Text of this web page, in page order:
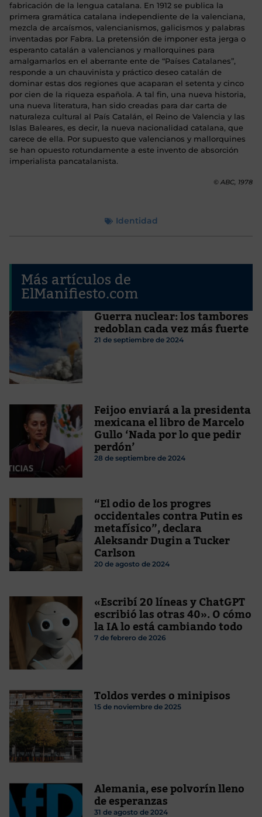
fabricación de la lengua catalana. En 1912 se publica la
primera gramática catalana independiente de la valenciana,
mezcla de arcaísmos, valencianismos, galicismos y palabras
inventadas por Fabra. La pretensión de imponer esta jerga o
esperanto catalán a valencianos y mallorquines para
amalgamarlos en el aberrante ente de “Países Catalanes”,
responde a un chauvinista y práctico deseo catalán de
dominar estas dos regiones que acaparan el setenta y cinco
por cien de la riqueza española. A tal fin, una nueva historia,
una nueva literatura, han sido creadas para dar carta de
naturaleza cultural al País Catalán, el Reino de Valencia y las
Islas Baleares, es decir, la nueva nacionalidad catalana, que
carece de ella. Por supuesto que valencianos y mallorquines
se han opuesto rotundamente a este invento de absorción
imperialista pancatalanista.
© ABC, 1978
Identidad
Más artículos de
ElManifiesto.com
Guerra nuclear: los tambores
redoblan cada vez más fuerte
21 de septiembre de 2024
Feijoo enviará a la presidenta
mexicana el libro de Marcelo
Gullo ‘Nada por lo que pedir
perdón’
28 de septiembre de 2024
“El odio de los progres
occidentales contra Putin es
metafísico”, declara
Aleksandr Dugin a Tucker
Carlson
20 de agosto de 2024
«Escribí 20 líneas y ChatGPT
escribió las otras 40». O cómo
la IA lo está cambiando todo
7 de febrero de 2026
Toldos verdes o minipisos
15 de noviembre de 2025
Alemania, ese polvorín lleno
de esperanzas
31 de agosto de 2024